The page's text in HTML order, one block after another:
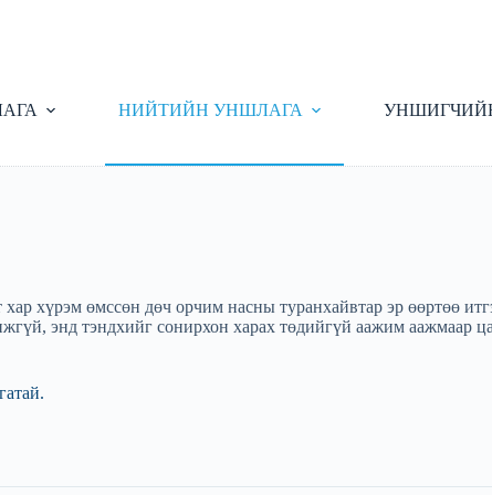
НИЙТИЙН УНШЛАГА
хүрэм өмссөн дөч орчим насны туранхайвтар эр өөртөө
энд тэндхийг сонирхон харах төдийгүй аажим аажмаар